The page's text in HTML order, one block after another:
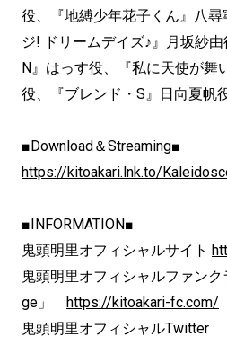
役、『地縛少年花子くん』八尋
ジ! ドリームデイズ♪』月坂紗由
N』はっす役、『私に天使が舞
役、『ブレンド・S』日向夏帆
■Download＆Streaming■
https://kitoakari.lnk.to/
■INFORMATION■
鬼頭明里オフィシャルサイト
鬼頭明里オフィシャルファン
ge」
https://kitoakari-fc.com/
鬼頭明里オフィシャルTwitter